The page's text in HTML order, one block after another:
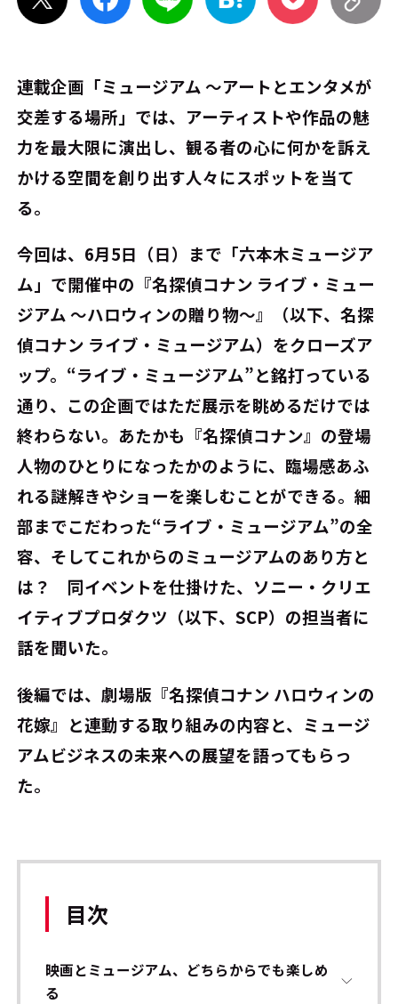
連載企画「ミュージアム ～アートとエンタメが
交差する場所」では、アーティストや作品の魅
力を最大限に演出し、観る者の心に何かを訴え
かける空間を創り出す人々にスポットを当て
る。
今回は、6月5日（日）まで「六本木ミュージア
ム」で開催中の『名探偵コナン ライブ・ミュー
ジアム ～ハロウィンの贈り物～』（以下、名探
偵コナン ライブ・ミュージアム）をクローズア
ップ。“ライブ・ミュージアム”と銘打っている
通り、この企画ではただ展示を眺めるだけでは
終わらない。あたかも『名探偵コナン』の登場
人物のひとりになったかのように、臨場感あふ
れる謎解きやショーを楽しむことができる。細
部までこだわった“ライブ・ミュージアム”の全
容、そしてこれからのミュージアムのあり方と
は？ 同イベントを仕掛けた、ソニー・クリエ
イティブプロダクツ（以下、SCP）の担当者に
話を聞いた。
後編では、劇場版『名探偵コナン ハロウィンの
花嫁』と連動する取り組みの内容と、ミュージ
アムビジネスの未来への展望を語ってもらっ
た。
目次
映画とミュージアム、どちらからでも楽しめ
る